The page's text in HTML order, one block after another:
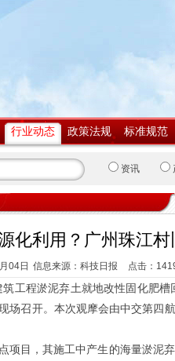
行业动态 政策法规 标准规范
资讯
化利用？广州珠江
04日 信息来源：科技日报 点击：
程淤泥弃土就地改性固化肥槽
场召开。本次观摩会由中交第四
目，其施工中产生的海量淤泥弃